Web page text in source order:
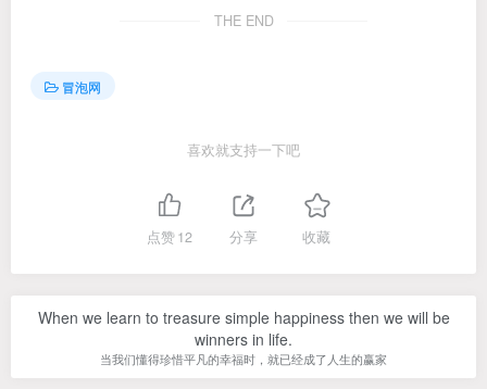
THE END
冒泡网
喜欢就支持一下吧
点赞12 分享 收藏
When we learn to treasure simple happiness then we will be
winners in life.
当我们懂得珍惜平凡的幸福时，就已经成了人生的赢家